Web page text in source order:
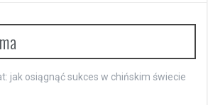
jak osiągnąć sukces w chińskim świecie